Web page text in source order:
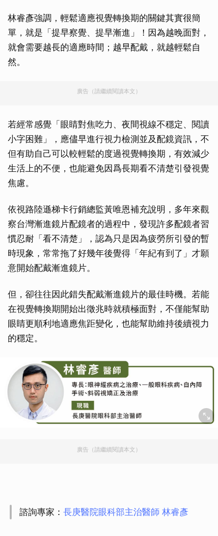
林睿彥強調，輕鬆適應視覺轉換期的關鍵其實很簡
單，就是「提早察覺、提早漸進」！因為越晚面對，
就會需要越長的適應時間；越早配戴，就越輕鬆自
然。
廣告（請繼續閱讀本文）
若經常感覺「眼睛對焦吃力、夜間視線不穩定、閱讀
小字困難」，應儘早進行視力檢測並及配鏡資訊，不
但有助自己可以較輕鬆的度過視覺轉換期，有效減少
生活上的不便，也能避免因爲長期看不清楚引發視覺
焦慮。
依視路陸遜梯卡行銷總監黃唯恩補充說明，多年來觀
察台灣漸進鏡片配鏡者的過程中，發現許多配鏡者習
慣忍耐「看不清楚」，認為只是因為疲勞所引發的暫
時現象，常常拖了好幾年後覺得「年紀有到了」才願
意開始配戴漸進鏡片。
但，卻往往因此錯失配戴漸進鏡片的最佳時機。若能
在視覺轉換期開始出徵兆時就積極面對，不僅能幫助
眼睛更順利地適應焦距變化，也能幫助維持後續視力
的穩定。
廣告（請繼續閱讀本文）
諮詢專家： 長庚醫院眼科部主治醫師 林睿彥